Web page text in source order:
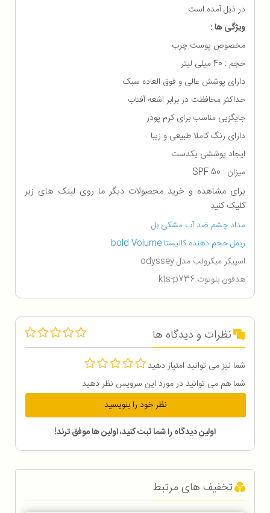
در ذیل آمده است
ویژگی ها :
مخصوص پوست چرب
حجم : 40 میلی لیتر
دارای پوشش عالی و فوق العاده سبک
حداکثر محافظت در برابر اشعه آفتاب
جایگزیی مناسب برای کرم پودر
دارای رنگ کاملا طبیعی و زیبا
ایجاد پوششی یکدست
میزان : SPF 50
برای مشاهده و خرید محصولات دیگر ما روی لینک های زیر
کلیک کنید
مداد چشم ضد آب مشکی بل
ریمل حجم دهنده کالیستا bold Volume
اسپیکر میکرولب مدل odyssey
هدفون بلوتوث kts-p736
نظرات و دیدگاه ها
شما نیز می توانید امتیاز دهید
شما هم می توانید در مورد این سرویس نظر دهید
نظر خود را بنویسید
اولین دیدگاه را شما ثبت کنید، اولین ها موفق ترند!
تخفیف های مرتبط